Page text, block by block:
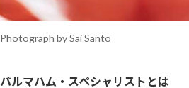
Photograph by Sai Santo
パルマハム・スペシャリストとは